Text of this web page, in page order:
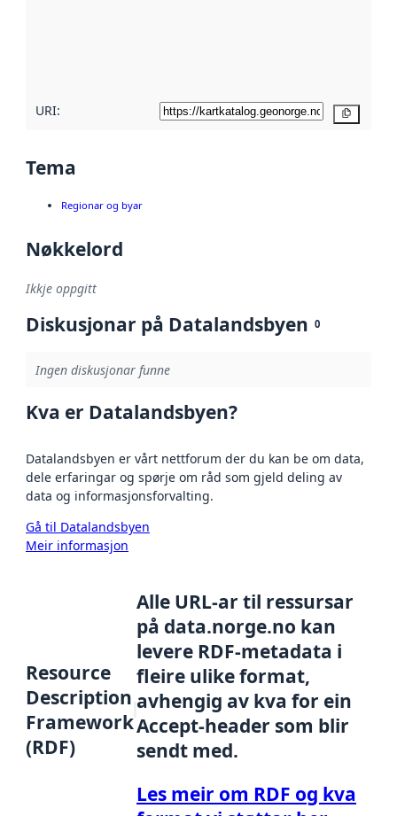
URI:
Tema
Regionar og byar
Nøkkelord
Ikkje oppgitt
Diskusjonar på Datalandsbyen 0
Ingen diskusjonar funne
Kva er Datalandsbyen?
Datalandsbyen er vårt nettforum der du kan be om data,
dele erfaringar og spørje om råd som gjeld deling av
data og informasjonsforvalting.
Gå til Datalandsbyen
Meir informasjon
Resource
Description
Framework
(RDF)
Alle URL-ar til ressursar
på data.norge.no kan
levere RDF-metadata i
fleire ulike format,
avhengig av kva for ein
Accept-header som blir
sendt med.
Les meir om RDF og kva